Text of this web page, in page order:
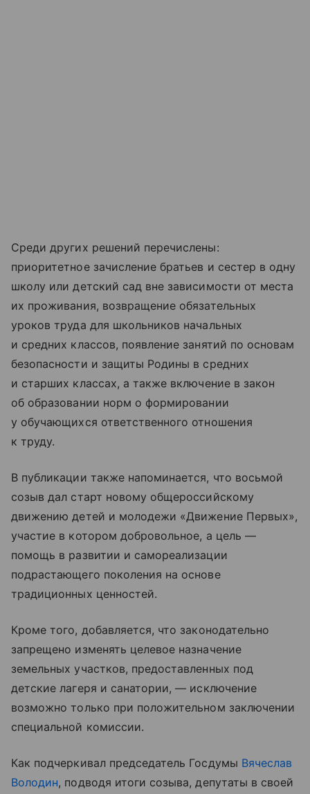
Среди других решений перечислены:
приоритетное зачисление братьев и сестер в одну
школу или детский сад вне зависимости от места
их проживания, возвращение обязательных
уроков труда для школьников начальных
и средних классов, появление занятий по основам
безопасности и защиты Родины в средних
и старших классах, а также включение в закон
об образовании норм о формировании
у обучающихся ответственного отношения
к труду.
В публикации также напоминается, что восьмой
созыв дал старт новому общероссийскому
движению детей и молодежи «Движение Первых»,
участие в котором добровольное, а цель —
помощь в развитии и самореализации
подрастающего поколения на основе
традиционных ценностей.
Кроме того, добавляется, что законодательно
запрещено изменять целевое назначение
земельных участков, предоставленных под
детские лагеря и санатории, — исключение
возможно только при положительном заключении
специальной комиссии.
Как подчеркивал председатель Госдумы Вячеслав
Володин, подводя итоги созыва, депутаты в своей